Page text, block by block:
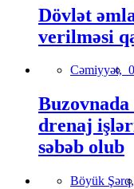
Dövlət
verilməsi
Cəmiyyət,
drenaj
səbəb olub
Böyük Şərq,